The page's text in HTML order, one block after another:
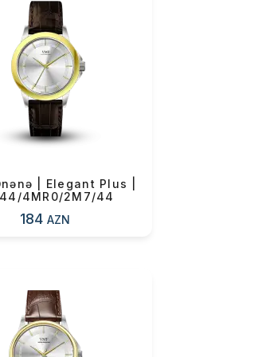
| Elegant Plus |
4MR0/2M7/44
184AZN